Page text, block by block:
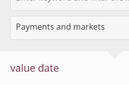
value date